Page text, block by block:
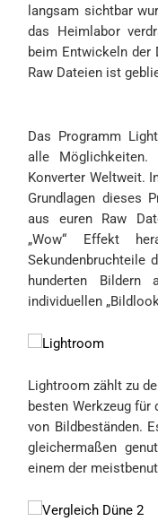
langsam sichtbar
das Heimlabor
beim Entwickeln der
Raw Dateien ist
Das Programm
alle Möglichkeiten.
Konverter Weltweit.
Grundlagen dieses
aus euren Raw
„Wow“ Effekt
Sekundenbruchteile
hunderten Bildern
individuellen
Lightroom zählt zu
besten Werkzeug für
von Bildbeständen.
gleichermaßen
einem der